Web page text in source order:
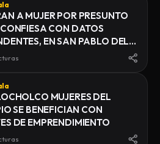
A MUJER POR PRESUNTO
CON DATOS
EN SAN PABLO DEL
MUJERES DEL
SE BENEFICIAN CON
DE EMPRENDIMIENTO